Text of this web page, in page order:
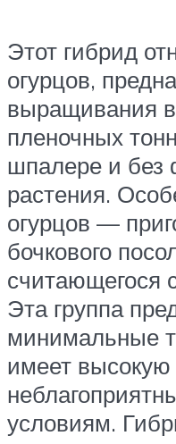
​Этот гибрид
огурцов,
выращивания в
пленочных
шпалере и без
растения.
огурцов —
бочкового
считающегося
Эта группа
минимальные
имеет высокую
условиям.